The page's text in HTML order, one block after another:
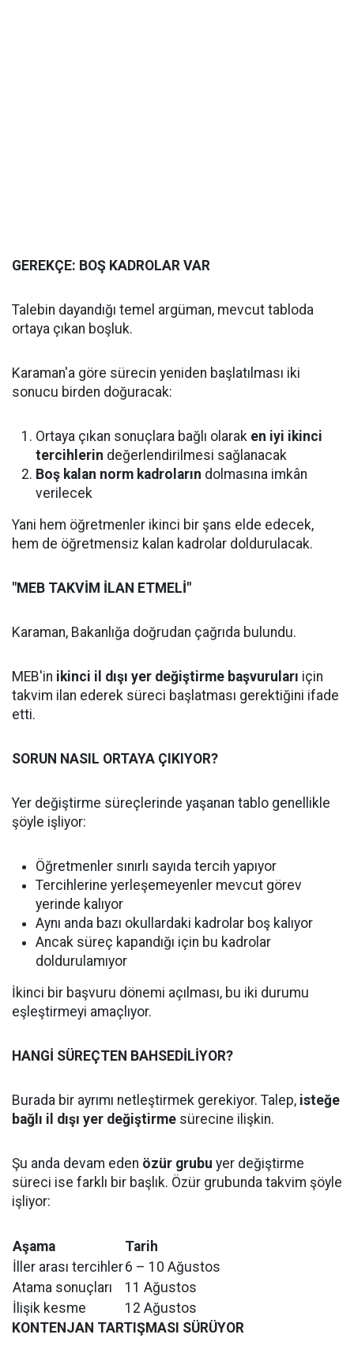
GEREKÇE: BOŞ KADROLAR VAR
Talebin dayandığı temel argüman, mevcut tabloda
ortaya çıkan boşluk.
Karaman'a göre sürecin yeniden başlatılması iki
sonucu birden doğuracak:
Ortaya çıkan sonuçlara bağlı olarak en iyi ikinci
tercihlerin değerlendirilmesi sağlanacak
Boş kalan norm kadroların dolmasına imkân
verilecek
Yani hem öğretmenler ikinci bir şans elde edecek,
hem de öğretmensiz kalan kadrolar doldurulacak.
"MEB TAKVİM İLAN ETMELİ"
Karaman, Bakanlığa doğrudan çağrıda bulundu.
MEB'in ikinci il dışı yer değiştirme başvuruları için
takvim ilan ederek süreci başlatması gerektiğini ifade
etti.
SORUN NASIL ORTAYA ÇIKIYOR?
Yer değiştirme süreçlerinde yaşanan tablo genellikle
şöyle işliyor:
Öğretmenler sınırlı sayıda tercih yapıyor
Tercihlerine yerleşemeyenler mevcut görev
yerinde kalıyor
Aynı anda bazı okullardaki kadrolar boş kalıyor
Ancak süreç kapandığı için bu kadrolar
doldurulamıyor
İkinci bir başvuru dönemi açılması, bu iki durumu
eşleştirmeyi amaçlıyor.
HANGİ SÜREÇTEN BAHSEDİLİYOR?
Burada bir ayrımı netleştirmek gerekiyor. Talep, isteğe
bağlı il dışı yer değiştirme sürecine ilişkin.
Şu anda devam eden özür grubu yer değiştirme
süreci ise farklı bir başlık. Özür grubunda takvim şöyle
işliyor:
Aşama
Tarih
İller arası tercihler6 – 10 Ağustos
Atama sonuçları
11 Ağustos
İlişik kesme
12 Ağustos
KONTENJAN TARTIŞMASI SÜRÜYOR